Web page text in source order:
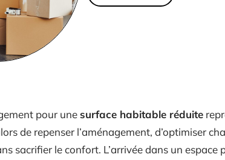
pour unesurface habitable réduite
de repenser l’aménagement, d’optimiser
sacrifier le confort. L’arrivée dans un espace